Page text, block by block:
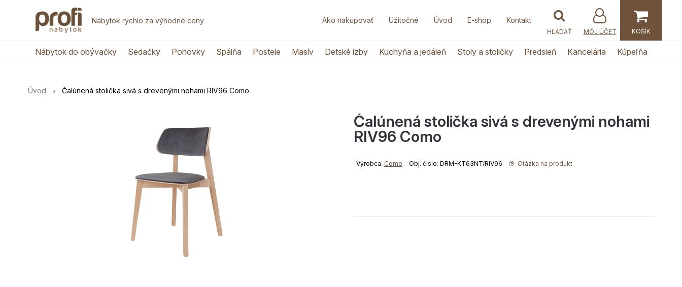
Nábytok rýchlo za výhodné ceny Ako nakupovať Užitočné Úvod E-shop Kontakt
MÔJ ÚČET
Nábytok do obývačky Sedačky Pohovky Spálňa Postele Masív Detské izby Kuchyňa a jedáleň Stoly a stoličky Predsieň Kancelária Kúpeľňa
Úvod Čalúnená stolička sivá s drevenými nohami RIV96 Como
Čalúnená stolička sivá s drevenými nohami
RIV96 Como
Výrobca: Como Obj. čislo: DRM-KT63NT/RIV96 Otázka na produkt